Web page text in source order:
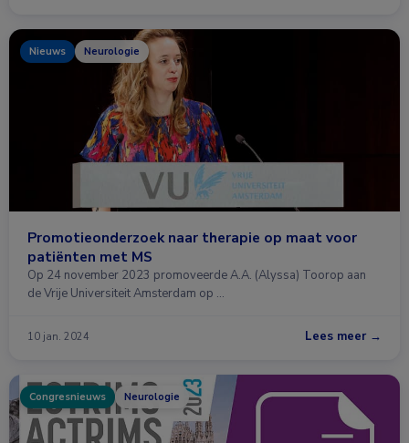
Nieuws Neurologie
Promotieonderzoek naar therapie op maat voor
patiënten met MS
Op 24 november 2023 promoveerde A.A. (Alyssa) Toorop aan
de Vrije Universiteit Amsterdam op …
10 jan. 2024 Lees meer →
Congresnieuws Neurologie